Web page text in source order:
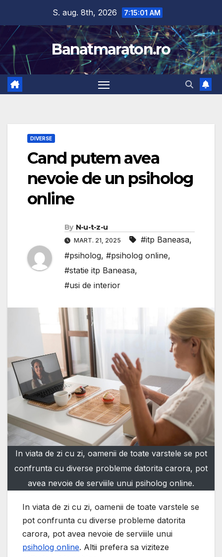
content
S. aug. 8th, 2026 7:15:02 AM
Banatmaraton.ro
DIVERSE
Cand putem avea
nevoie de un psiholog
online
By N-u-t-z-u
MART. 21, 2025 #itp Baneasa,
#psiholog, #psiholog online,
#statie itp Baneasa,
#usi de interior
In viata de zi cu zi, oamenii de toate varstele se pot
confrunta cu diverse probleme datorita carora, pot
avea nevoie de serviiile unui psiholog online.
In viata de zi cu zi, oamenii de toate varstele se
pot confrunta cu diverse probleme datorita
carora, pot avea nevoie de serviiile unui
psiholog online. Altii prefera sa viziteze